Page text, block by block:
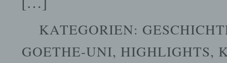
KATEGORIEN:
GOETHE-UNI, HIGHLIGHTS,